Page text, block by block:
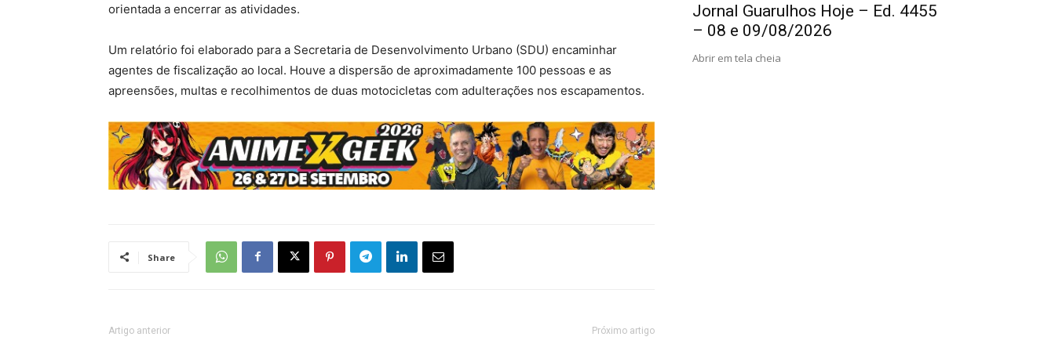
orientada a encerrar as atividades.
Um relatório foi elaborado para a Secretaria de Desenvolvimento Urbano (SDU) encaminhar
agentes de fiscalização ao local. Houve a dispersão de aproximadamente 100 pessoas e as
apreensões, multas e recolhimentos de duas motocicletas com adulterações nos escapamentos.
Share
Artigo anterior Próximo artigo
Jornal Guarulhos Hoje – Ed. 4455
– 08 e 09/08/2026
Abrir em tela cheia